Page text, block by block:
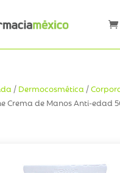
/ Dermocosmética /
Crema de Manos Anti-edad